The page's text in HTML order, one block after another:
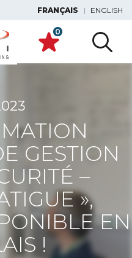
FRANÇAIS ENGLISH
0
GESTION
–
»,
EN
!